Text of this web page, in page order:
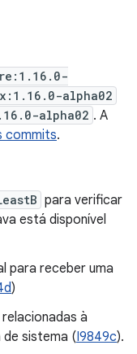
alpha02
alpha02 . A
commits.
para verificar
está disponível
para receber uma
)
à
sistema (I9849c).